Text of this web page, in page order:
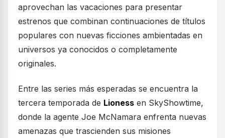
aprovechan las vacaciones para presentar
estrenos que combinan continuaciones de títulos
populares con nuevas ficciones ambientadas en
universos ya conocidos o completamente
originales.
Entre las series más esperadas se encuentra la
tercera temporada de Lioness en SkyShowtime,
donde la agente Joe McNamara enfrenta nuevas
amenazas que trascienden sus misiones